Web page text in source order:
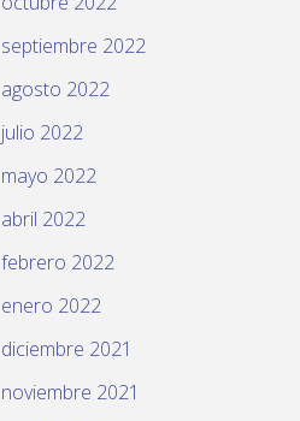
septiembre 2022
agosto 2022
julio 2022
mayo 2022
abril 2022
febrero 2022
enero 2022
diciembre 2021
noviembre 2021